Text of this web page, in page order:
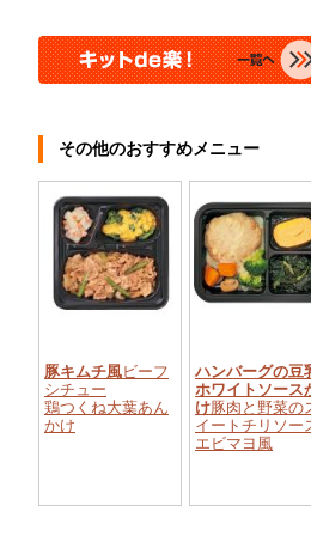
その他のおすすめメニュー
豚キムチ風ビーフ
シチュー
鶏つくね大葉あん
かけ
ハンバーグの豆
ホワイトソース
け豚肉と野菜の
イートチリソー
エビマヨ風